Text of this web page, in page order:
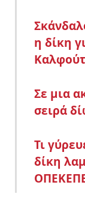
η δίκη
Σε μια
σειρά
Τι
δίκη